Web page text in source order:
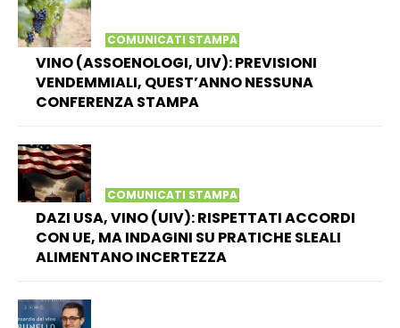
COMUNICATI STAMPA
VINO (ASSOENOLOGI, UIV): PREVISIONI
VENDEMMIALI, QUEST’ANNO NESSUNA
CONFERENZA STAMPA
COMUNICATI STAMPA
DAZI USA, VINO (UIV): RISPETTATI ACCORDI
CON UE, MA INDAGINI SU PRATICHE SLEALI
ALIMENTANO INCERTEZZA